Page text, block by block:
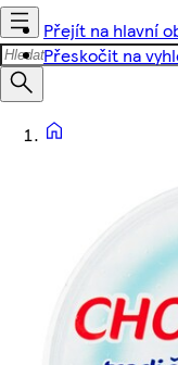
Přejít na hlavní
Přeskočit na